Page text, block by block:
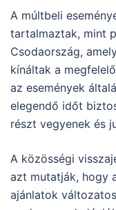
A múltbeli
tartalmaztak, mint
Csodaország,
kínáltak a
az események
elegendő időt
részt vegyenek és
A közösségi
azt mutatják, hogy
ajánlatok